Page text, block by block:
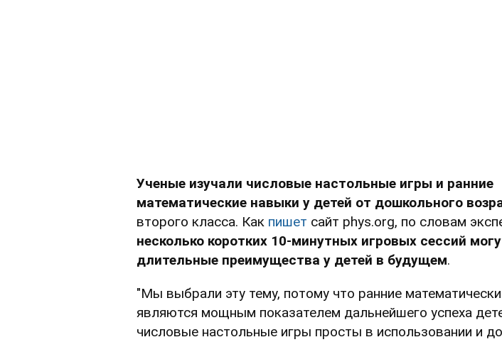
Ученые изучали числовые настольные игры и ранние
математические навыки у детей от дошкольного
второго класса. Как пишет сайт phys.org, по словам
несколько коротких 10-минутных игровых сессий
длительные преимущества у детей в будущем.
"Мы выбрали эту тему, потому что ранние
являются мощным показателем дальнейшего успеха
числовые настольные игры просты в использовании и